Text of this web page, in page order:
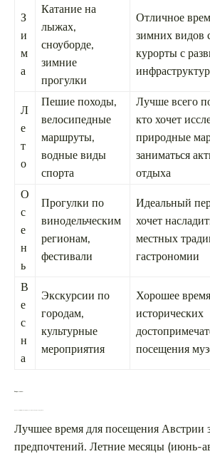
З
и
м
а
Катание на
лыжах,
сноуборде,
зимние
прогулки
Отличное
зимних видов
курорты с
Л
е
т
о
Пешие походы,
велосипедные
маршруты,
водные виды
спорта
Лучше всего
кто хочет
природные
заниматься
отдыха
О
с
е
н
ь
Прогулки по
винодельческим
регионам,
фестивали
Идеальный
хочет
местных
гастрономии
В
е
с
н
а
Экскурсии по
городам,
культурные
мероприятия
Хорошее
исторических
посещения
Вопрос-ответ:
Лучшее время для посещения Австрии
предпочтений. Летние месяцы (июнь-